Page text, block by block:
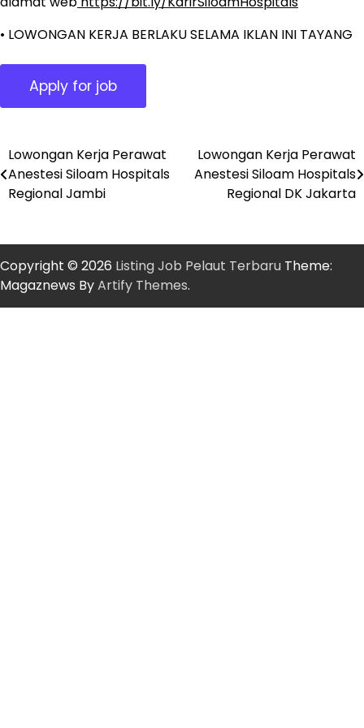
• LOWONGAN KERJA BERLAKU SELAMA IKLAN INI TAYANG
Post
navigation
Lowongan Kerja Perawat
Anestesi Siloam Hospitals
Regional Jambi
Lowongan Kerja Perawat
Anestesi Siloam Hospitals
Regional DK Jakarta
Copyright © 2026 Listing Job Pelaut Terbaru Theme:
Magaznews ByArtify Themes.